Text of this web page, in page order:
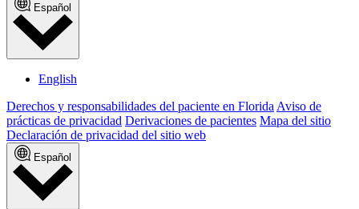
Español
English
Derechos y responsabilidades del paciente en FloridaAviso de
prácticas de privacidad Derivaciones de pacientes Mapa del sitio
Declaración de privacidad del sitio web
Español